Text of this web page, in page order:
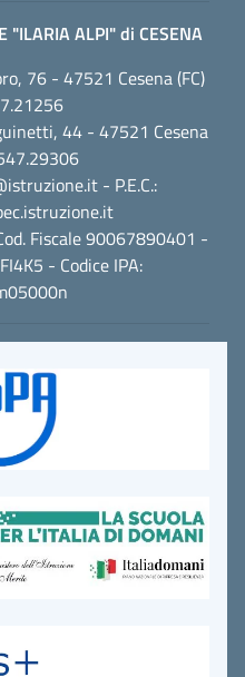
"ILARIA ALPI" di CESENA
76 - 47521 Cesena (FC)
44 - 47521 Cesena
- P.E.C.:
Fiscale 90067890401 -
- Codice IPA: